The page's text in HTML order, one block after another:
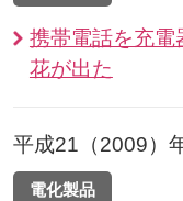
携帯電話を充電
花が出た
平成21（2009）
電化製品